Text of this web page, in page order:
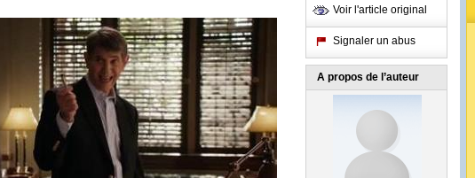
Voir l'article original
Signaler un abus
A propos de l’auteur